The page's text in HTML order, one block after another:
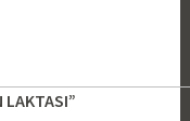
LAKTASI”